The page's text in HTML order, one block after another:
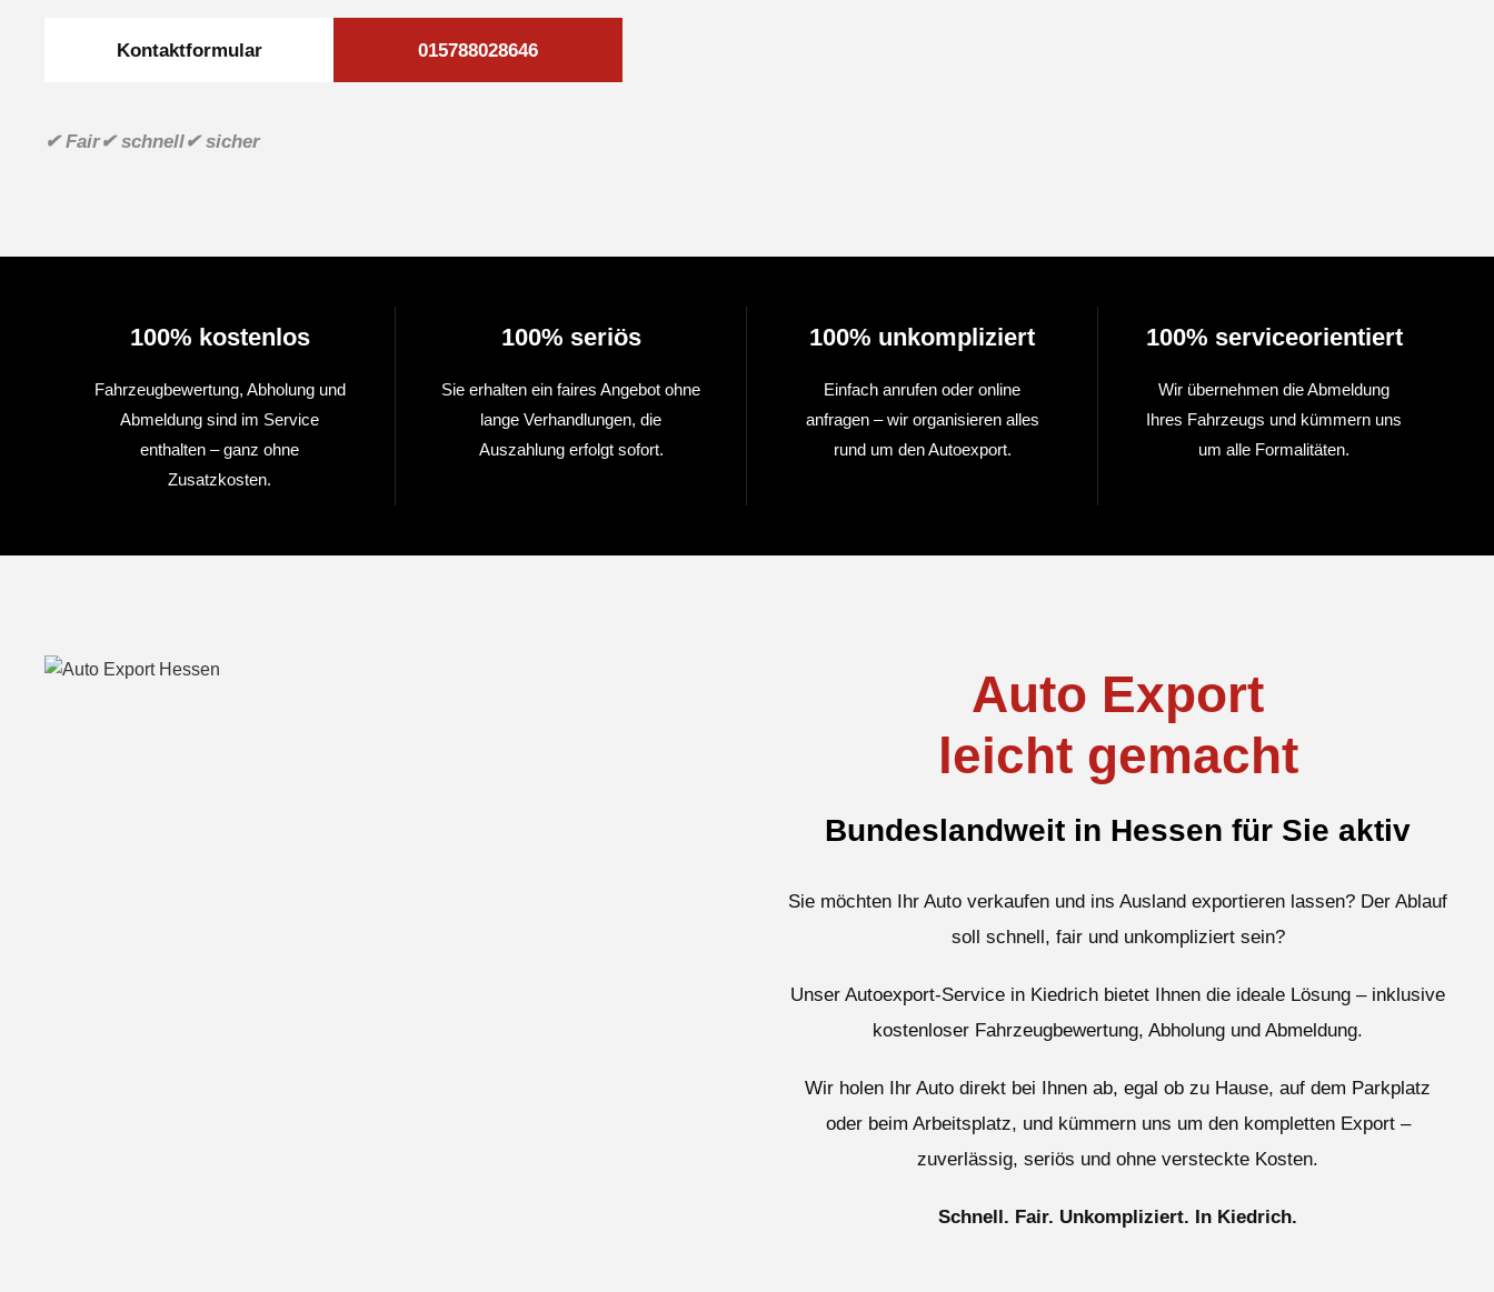
Kontaktformular 015788028646
✔ Fair✔ schnell✔ sicher
100% kostenlos
Fahrzeugbewertung, Abholung und
Abmeldung sind im Service
enthalten – ganz ohne
Zusatzkosten.
100% seriös
Sie erhalten ein faires Angebot ohne
lange Verhandlungen, die
Auszahlung erfolgt sofort.
100% unkompliziert
Einfach anrufen oder online
anfragen – wir organisieren alles
rund um den Autoexport.
100% serviceorientiert
Wir übernehmen die Abmeldung
Ihres Fahrzeugs und kümmern uns
um alle Formalitäten.
Auto Export
leicht gemacht
Bundeslandweit in Hessen für Sie aktiv
Sie möchten Ihr Auto verkaufen und ins Ausland exportieren lassen? Der Ablauf
soll schnell, fair und unkompliziert sein?
Unser Autoexport-Service in Kiedrich bietet Ihnen die ideale Lösung – inklusive
kostenloser Fahrzeugbewertung, Abholung und Abmeldung.
Wir holen Ihr Auto direkt bei Ihnen ab, egal ob zu Hause, auf dem Parkplatz
oder beim Arbeitsplatz, und kümmern uns um den kompletten Export –
zuverlässig, seriös und ohne versteckte Kosten.
Schnell. Fair. Unkompliziert. In Kiedrich.